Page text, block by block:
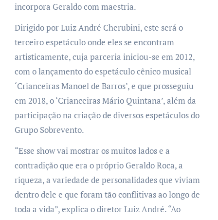
incorpora Geraldo com maestria.
Dirigido por Luiz André Cherubini, este será o
terceiro espetáculo onde eles se encontram
artisticamente, cuja parceria iniciou-se em 2012,
com o lançamento do espetáculo cênico musical
‘Crianceiras Manoel de Barros’, e que prosseguiu
em 2018, o ‘Crianceiras Mário Quintana’, além da
participação na criação de diversos espetáculos do
Grupo Sobrevento.
“Esse show vai mostrar os muitos lados e a
contradição que era o próprio Geraldo Roca, a
riqueza, a variedade de personalidades que viviam
dentro dele e que foram tão conflitivas ao longo de
toda a vida”, explica o diretor Luiz André. “Ao